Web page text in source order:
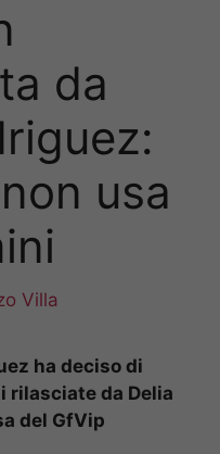
da
usa
Villa
ha deciso di
rilasciate da Delia
del GfVip